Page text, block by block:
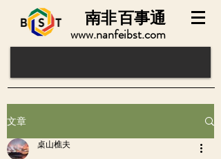
www.nanfeibst.com
百事通
南非
文章
桌山樵夫